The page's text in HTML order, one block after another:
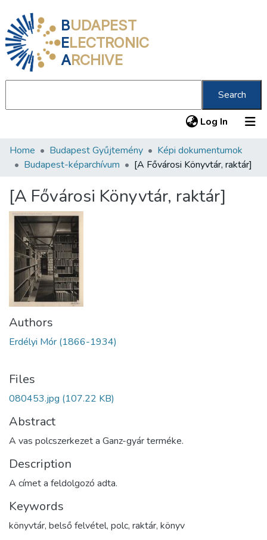
BUDAPEST
ELECTRONIC
ARCHIVE
Search
Log In (current)
Communities & Collections
Statistics
About us
Home Budapest Gyűjtemény
Képi dokumentumok
Budapest-képarchívum
[A Fővárosi Könyvtár, raktár]
[A Fővárosi Könyvtár, raktár]
Authors
Erdélyi Mór (1866-1934)
Files
080453.jpg (107.22 KB)
Abstract
A vas polcszerkezet a Ganz-gyár terméke.
Description
A címet a feldolgozó adta.
Keywords
könyvtár, belső felvétel, polc, raktár, könyv